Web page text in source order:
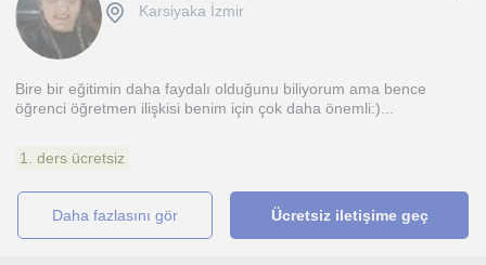
Karsiyaka İzmir
Bire bir eğitimin daha faydalı olduğunu biliyorum ama bence
öğrenci öğretmen ilişkisi benim için çok daha önemli:)...
1. ders ücretsiz
daha fazlasını gör Ücretsiz iletişime geç